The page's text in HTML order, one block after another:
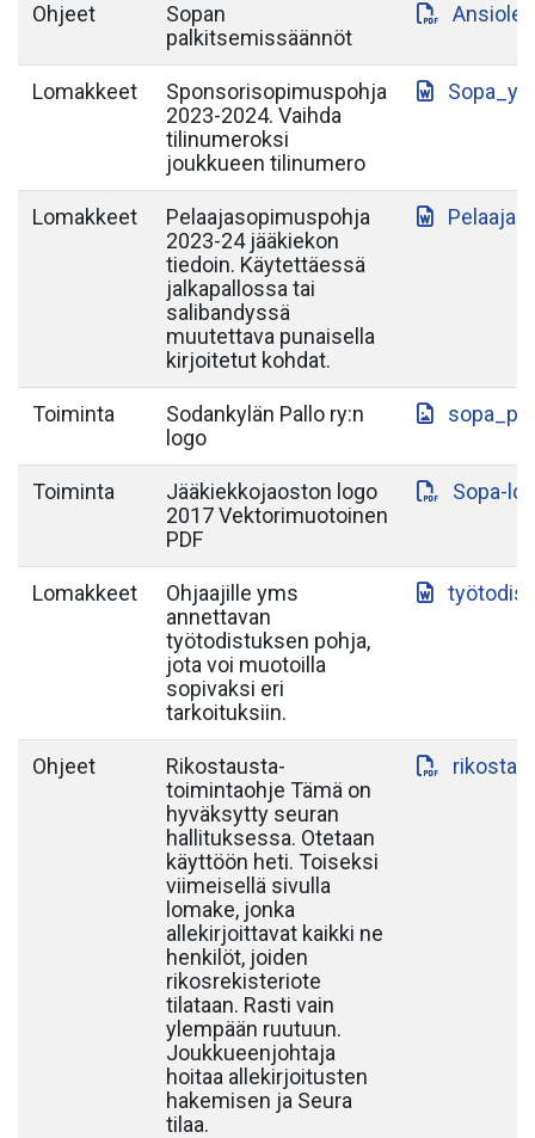
Ohjeet
Sopan
palkitsemissäännöt
Lomakkeet
Sponsorisopimuspohja
2023-2024. Vaihda
tilinumeroksi
joukkueen tilinumero
Lomakkeet
Pelaajasopimuspohja
2023-24 jääkiekon
tiedoin. Käytettäessä
jalkapallossa tai
salibandyssä
muutettava punaisella
kirjoitetut kohdat.
Toiminta
Sodankylän Pallo ry:n
logo
Toiminta
Jääkiekkojaoston logo
2017 Vektorimuotoinen
PDF
Sopa-
Lomakkeet
Ohjaajille yms
annettavan
työtodistuksen pohja,
jota voi muotoilla
sopivaksi eri
tarkoituksiin.
Ohjeet
Rikostausta-
toimintaohje Tämä on
hyväksytty seuran
hallituksessa. Otetaan
käyttöön heti. Toiseksi
viimeisellä sivulla
lomake, jonka
allekirjoittavat kaikki ne
henkilöt, joiden
rikosrekisteriote
tilataan. Rasti vain
ylempään ruutuun.
Joukkueenjohtaja
hoitaa allekirjoitusten
hakemisen ja Seura
tilaa.